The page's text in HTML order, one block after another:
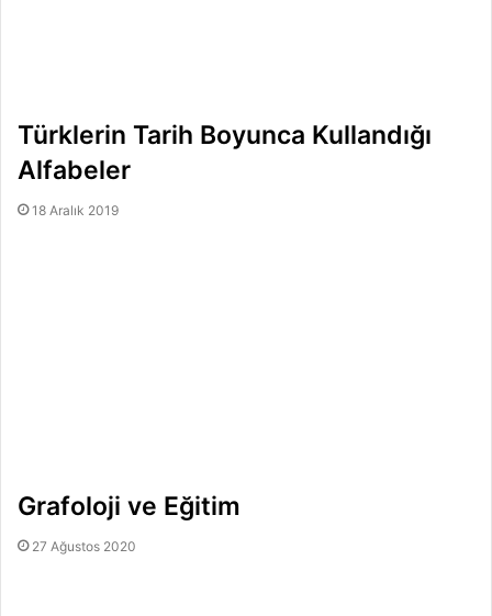
Türklerin Tarih Boyunca Kullandığı
Alfabeler
18 Aralık 2019
Grafoloji ve Eğitim
27 Ağustos 2020